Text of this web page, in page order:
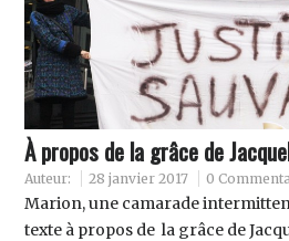
À propos de la grâce de
Auteur: 28 janvier 2017 0
Marion, une camarade
texte à propos de la grâce de